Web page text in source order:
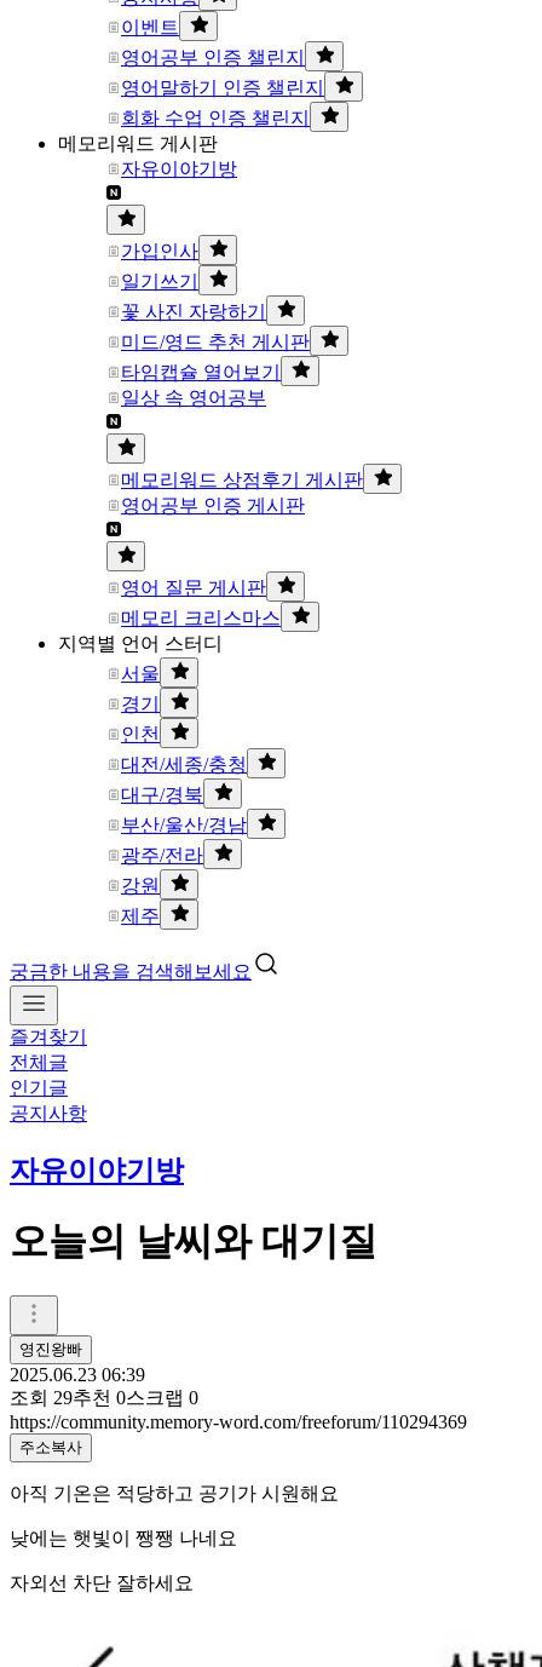
이벤트
영어공부 인증 챌린지
영어말하기 인증 챌린지
회화 수업 인증 챌린지
메모리워드 게시판
자유이야기방
가입인사
일기쓰기
꽃 사진 자랑하기
미드/영드 추천 게시판
타임캡슐 열어보기
일상 속 영어공부
메모리워드 상점후기 게시판
영어공부 인증 게시판
영어 질문 게시판
메모리 크리스마스
지역별 언어 스터디
서울
경기
인천
대전/세종/충청
대구/경북
부산/울산/경남
광주/전라
강원
제주
궁금한 내용을 검색해보세요
즐겨찾기
전체글
인기글
공지사항
자유이야기방
오늘의 날씨와 대기질
영진왕빠
2025.06.23 06:39
조회 29추천 0스크랩 0
https://community.memory-word.com/freeforum/110294369
주소복사
아직 기온은 적당하고 공기가 시원해요
낮에는 햇빛이 쨍쨍 나네요
자외선 차단 잘하세요